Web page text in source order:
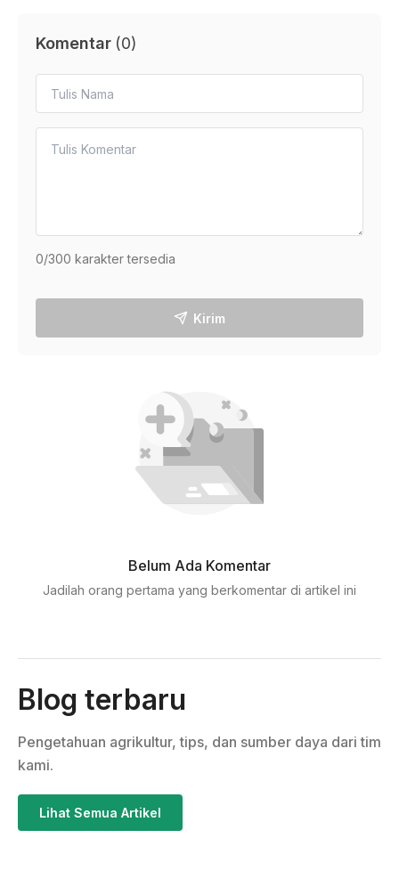
Komentar (0)
0/300 karakter tersedia
Kirim
Belum Ada Komentar
Jadilah orang pertama yang berkomentar di artikel ini
Blog terbaru
Pengetahuan agrikultur, tips, dan sumber daya dari tim
kami.
Lihat Semua Artikel